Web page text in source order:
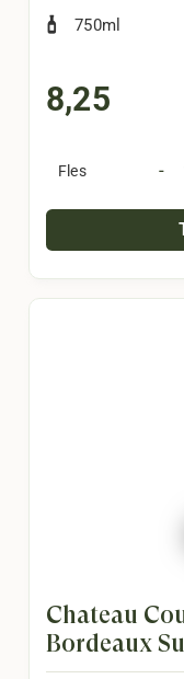
750ml
8,25
Fles -
Château
Bordeaux